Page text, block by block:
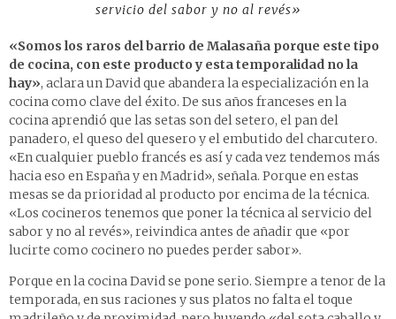
servicio del sabor y no al revés»
«Somos los raros del barrio de Malasaña porque este tipo
de cocina, con este producto y esta temporalidad no la
hay», aclara un David que abandera la especialización en la
cocina como clave del éxito. De sus años franceses en la
cocina aprendió que las setas son del setero, el pan del
panadero, el queso del quesero y el embutido del charcutero.
«En cualquier pueblo francés es así y cada vez tendemos más
hacia eso en España y en Madrid», señala. Porque en estas
mesas se da prioridad al producto por encima de la técnica.
«Los cocineros tenemos que poner la técnica al servicio del
sabor y no al revés», reivindica antes de añadir que «por
lucirte como cocinero no puedes perder sabor».
Porque en la cocina David se pone serio. Siempre a tenor de la
temporada, en sus raciones y sus platos no falta el toque